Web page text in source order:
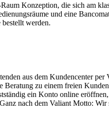
Konzeption, die sich am
und eine
werden.
aus dem Kundencenter
zu einem freien
ein Konto online
nach dem Valiant Motto: